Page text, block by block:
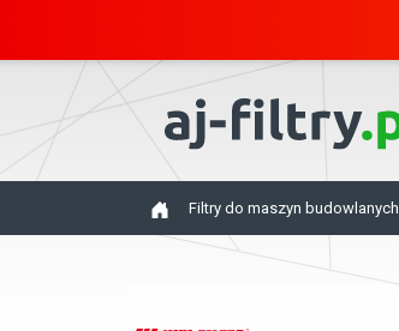
Filtry do maszyn budowlanych